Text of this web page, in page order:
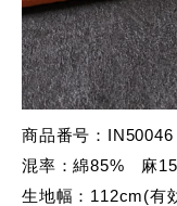
商品番号：IN50046
混率：綿85% 麻
生地幅：112cm(有